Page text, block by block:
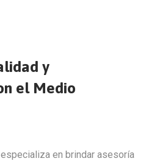
y
el Medio
en brindar asesoría